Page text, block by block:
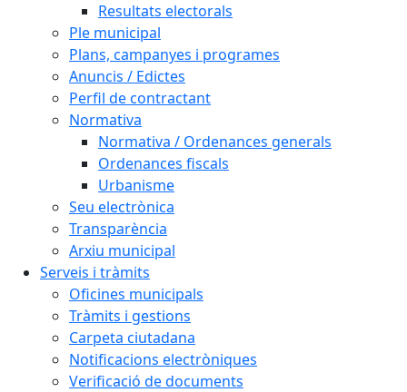
Resultats electorals
Ple municipal
Plans, campanyes i programes
Anuncis / Edictes
Perfil de contractant
Normativa
Normativa / Ordenances generals
Ordenances fiscals
Urbanisme
Seu electrònica
Transparència
Arxiu municipal
Serveis i tràmits
Oficines municipals
Tràmits i gestions
Carpeta ciutadana
Notificacions electròniques
Verificació de documents